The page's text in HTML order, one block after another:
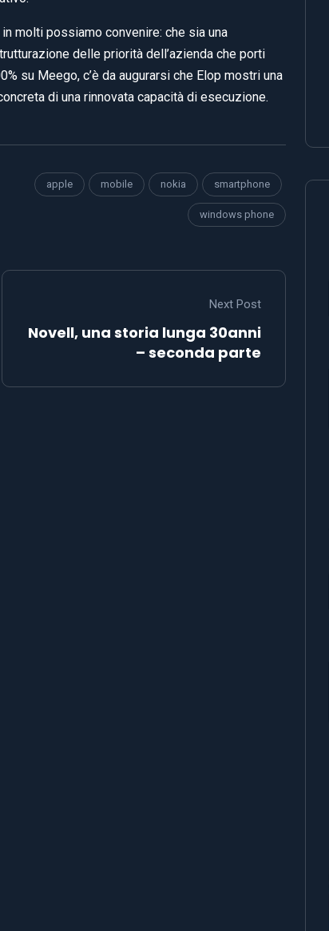
molti possiamo convenire: che sia una
delle priorità dell’azienda che porti
su Meego, c’è da augurarsi che Elop mostri una
di una rinnovata capacità di esecuzione.
apple mobile nokia smartphone
windows phone
Next Post
Novell, una storia lunga 30anni
– seconda parte